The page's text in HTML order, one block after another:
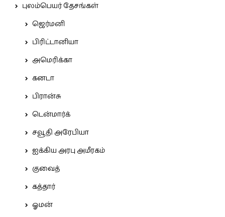
புலம்பெயர் தேசங்கள்
ஜெர்மனி
பிரிட்டானியா
அமெரிக்கா
கனடா
பிரான்சு
டென்மார்க்
சவூதி அரேபியா
ஐக்கிய அரபு அமீரகம்
குவைத்
கத்தார்
ஓமன்